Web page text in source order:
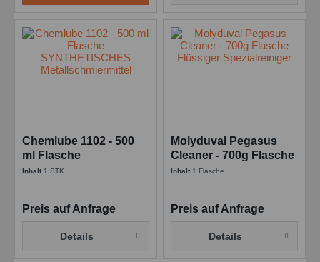
Chemlube 1102 - 500
ml Flasche
SYNTHETISCHES
Inhalt 1 STK.
Preis auf Anfrage
Details
Molyduval Pegasus
Cleaner - 700g Flasche
Flüssiger
Inhalt 1 Flasche
Preis auf Anfrage
Details